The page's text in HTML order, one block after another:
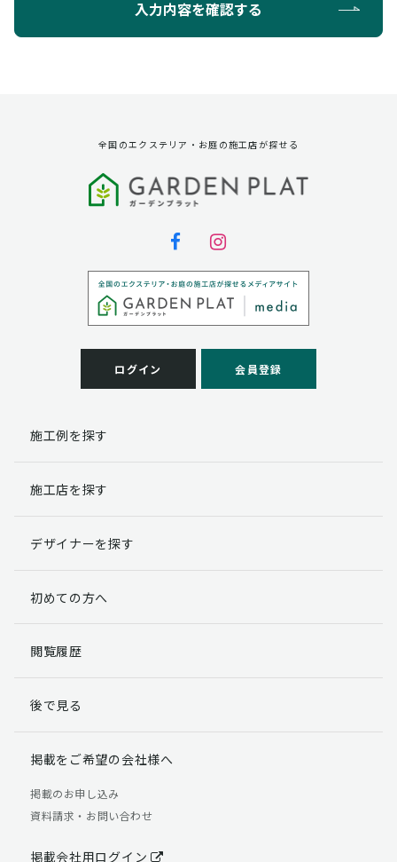
第三者への提供
弊社は法律で定められている場合を除いて、お客様の個
個人情報の取扱い業務の委託
弊社は事業運営上、お客様により良いサービスを提供す
るために業務の一部を外部に委託しており、業務委託先
客様には、貴殿の個人情報の利用目的の通知、開示、訂
理・機密保持などによりお客様の個人情報の漏洩防止に
個人情報提出の任意性
す。
らかじめご了承ください。
個人情報の開示請求について
る権利があります。
「個人情報の取り扱いについて」
【お問合せ先】 個人情報問合せ窓口
TEL：03-5411-7891（平日9:00 ～ 18:00）
入力内容を確認する
全国のエクステリア・お庭の施工店が探せる
ログイン 会員登録
施工例を探す
施工店を探す
デザイナーを探す
初めての方へ
閲覧履歴
後で見る
掲載をご希望の会社様へ
掲載のお申し込み
資料請求・お問い合わせ
掲載会社用ログイン